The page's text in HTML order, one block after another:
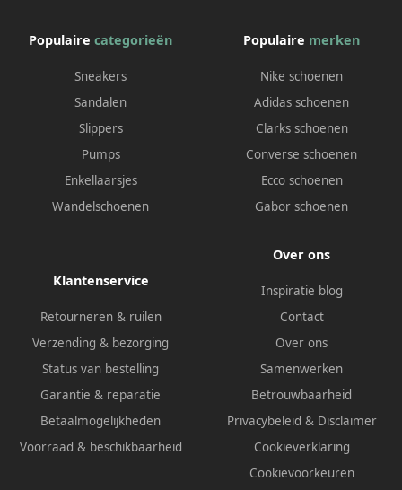
Populaire categorieën
Sneakers
Sandalen
Slippers
Pumps
Enkellaarsjes
Wandelschoenen
Populaire merken
Nike schoenen
Adidas schoenen
Clarks schoenen
Converse schoenen
Ecco schoenen
Gabor schoenen
Klantenservice
Retourneren & ruilen
Verzending & bezorging
Status van bestelling
Garantie & reparatie
Betaalmogelijkheden
Voorraad & beschikbaarheid
Over ons
Inspiratie blog
Contact
Over ons
Samenwerken
Betrouwbaarheid
Privacybeleid & Disclaimer
Cookieverklaring
Cookievoorkeuren